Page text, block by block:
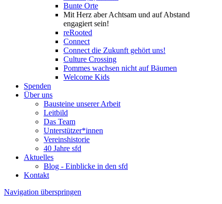
Bunte Orte
Mit Herz aber Achtsam und auf Abstand
engagiert sein!
reRooted
Connect
Connect die Zukunft gehört uns!
Culture Crossing
Pommes wachsen nicht auf Bäumen
Welcome Kids
Spenden
Über uns
Bausteine unserer Arbeit
Leitbild
Das Team
Unterstützer*innen
Vereinshistorie
40 Jahre sfd
Aktuelles
Blog - Einblicke in den sfd
Kontakt
Navigation überspringen